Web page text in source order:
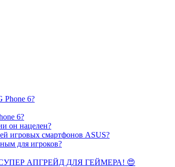
Phone 6?
6?
он нацелен?
игровых смартфонов ASUS?
для игроков?
АПГРЕЙД ДЛЯ ГЕЙМЕРА! 😍